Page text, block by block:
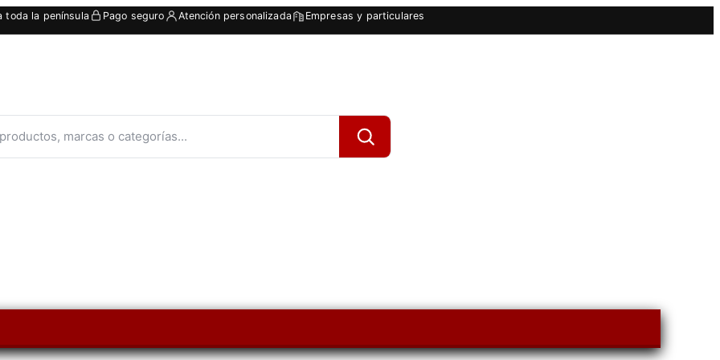
toda la península Pago seguro Atención personalizada Empresas y particulares